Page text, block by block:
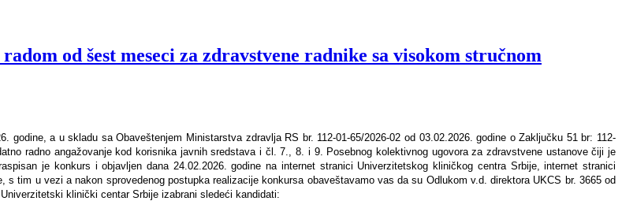
od šest meseci za zdravstvene radnike sa visokom stručnom
a u skladu sa Obaveštenjem Ministarstva zdravlja RS br. 112-01-65/2026-02 od 03.02.2026. godine o Zaključku 51 br: 112-
radno angažovanje kod korisnika javnih sredstava i čl. 7., 8. i 9. Posebnog kolektivnog ugovora za zdravstvene ustanove čiji je
je konkurs i objavljen dana 24.02.2026. godine na internet stranici Univerzitetskog kliničkog centra Srbije, internet stranici
tim u vezi a nakon sprovedenog postupka realizacije konkursa obaveštavamo vas da su Odlukom v.d. direktora UKCS br. 3665 od
klinički centar Srbije izabrani sledeći kandidati: